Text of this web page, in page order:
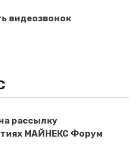
видеозвонок
рассылку
МАЙНЕКС Форум